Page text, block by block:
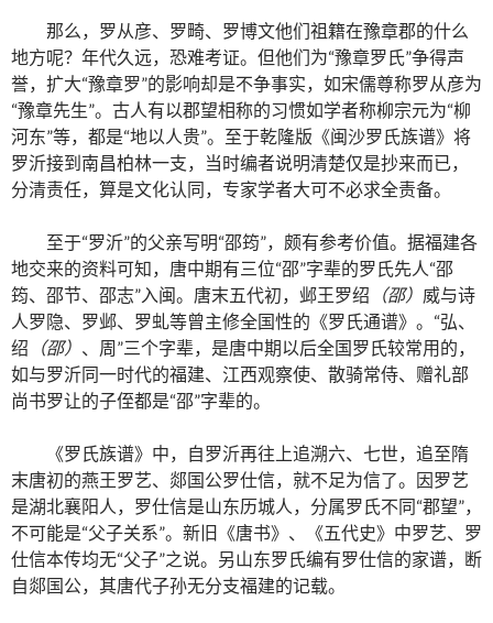
那么，罗从彦、罗畸、罗博文他们祖籍在豫章郡的什么
地方呢？年代久远，恐难考证。但他们为“豫章罗氏”争得声
誉，扩大“豫章罗”的影响却是不争事实，如宋儒尊称罗从彦为
“豫章先生”。古人有以郡望相称的习惯如学者称柳宗元为“柳
河东”等，都是“地以人贵”。至于乾隆版《闽沙罗氏族谱》将
罗沂接到南昌柏林一支，当时编者说明清楚仅是抄来而已，
分清责任，算是文化认同，专家学者大可不必求全责备。
至于“罗沂”的父亲写明“邵筠”，颇有参考价值。据福建各
地交来的资料可知，唐中期有三位“邵”字辈的罗氏先人“邵
筠、邵节、邵志”入闽。唐末五代初，邺王罗绍 （邵） 威与诗
人罗隐、罗邺、罗虬等曾主修全国性的《罗氏通谱》。“弘、
绍 （邵） 、周”三个字辈，是唐中期以后全国罗氏较常用的，
如与罗沂同一时代的福建、江西观察使、散骑常侍、赠礼部
尚书罗让的子侄都是“邵”字辈的。
《罗氏族谱》中，自罗沂再往上追溯六、七世，追至隋
末唐初的燕王罗艺、郯国公罗仕信，就不足为信了。因罗艺
是湖北襄阳人，罗仕信是山东历城人，分属罗氏不同“郡望”，
不可能是“父子关系”。新旧《唐书》、《五代史》中罗艺、罗
仕信本传均无“父子”之说。另山东罗氏编有罗仕信的家谱，断
自郯国公，其唐代子孙无分支福建的记载。